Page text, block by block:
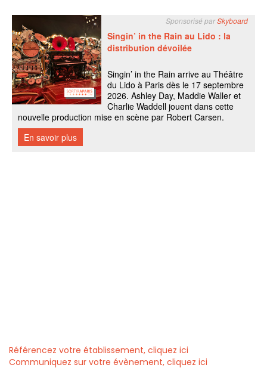
Référencez votre établissement, cliquez ici
Communiquez sur votre évènement, cliquez ici